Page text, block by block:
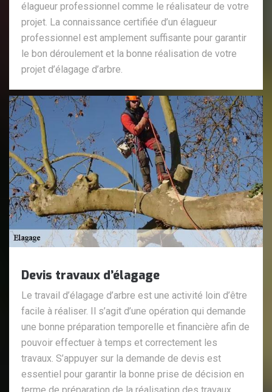
élagueur professionnel comme le réalisateur de votre
projet. La connaissance certifiée d’un élagueur
professionnel est amplement suffisante pour garantir
le bon déroulement et la bonne réalisation de votre
projet d’élagage d’arbre.
Devis travaux d’élagage
Le travail d’élagage d’arbre est une activité loin d’être
facile à réaliser. Il s’agit d’une opération qui demande
une bonne préparation temporelle et financière afin de
pouvoir effectuer à temps et correctement les
travaux. S’appuyer sur la demande de devis est
essentiel pour garantir la bonne prise de décision en